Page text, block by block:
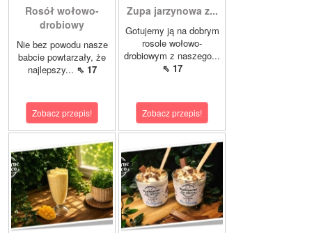
Rosół wołowo-
drobiowy
Nie bez powodu nasze
babcie powtarzały, że
najlepszy... ⇖ 17
Zobacz przepis!
Zupa jarzynowa z...
Gotujemy ją na dobrym
rosole wołowo-
drobiowym z naszego...
⇖ 17
Zobacz przepis!